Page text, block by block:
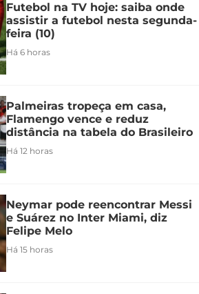
Futebol na TV hoje: saiba onde
assistir a futebol nesta segunda-
feira (10)
Há 6 horas
Palmeiras tropeça em casa,
Flamengo vence e reduz
distância na tabela do Brasileiro
Há 12 horas
Neymar pode reencontrar Messi
e Suárez no Inter Miami, diz
Felipe Melo
Há 15 horas